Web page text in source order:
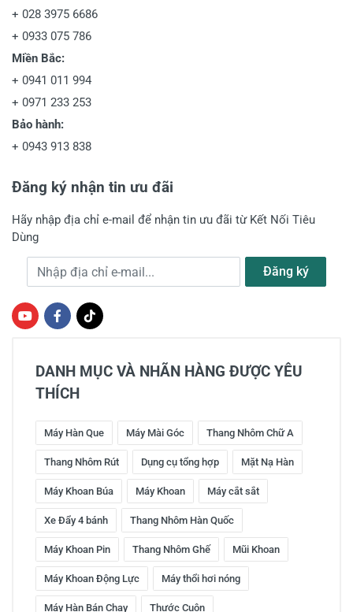
+ 028 3975 6686
+ 0933 075 786
Miền Bắc:
+ 0941 011 994
+ 0971 233 253
Bảo hành:
+ 0943 913 838
Đăng ký nhận tin ưu đãi
Hãy nhập địa chỉ e-mail để nhận tin ưu đãi từ Kết Nối Tiêu
Dùng
Địa chỉ e-mail Đăng ký
DANH MỤC VÀ NHÃN HÀNG ĐƯỢC YÊU
THÍCH
Máy Hàn Que Máy Mài Góc Thang Nhôm Chữ A
Thang Nhôm Rút Dụng cụ tổng hợp Mặt Nạ Hàn
Máy Khoan Búa Máy Khoan Máy cắt sắt
Xe Đẩy 4 bánh Thang Nhôm Hàn Quốc
Máy Khoan Pin Thang Nhôm Ghế Mũi Khoan
Máy Khoan Động Lực Máy thổi hơi nóng
Máy Hàn Bán Chạy Thước Cuộn